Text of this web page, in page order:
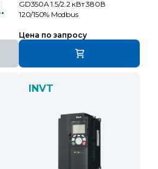
GD350A 1.5/2.2 кВт 380В
120/150% Modbus
Цена по запросу
INVT